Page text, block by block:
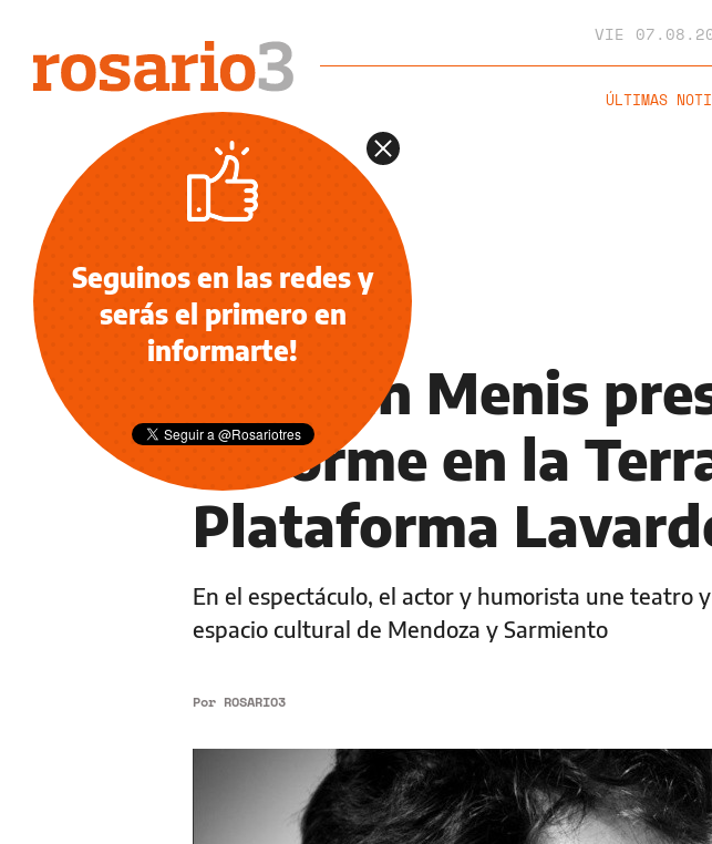
VIE
ÚLTIMAS
TEATRO
Esteban Menis
Deforme en la
Plataforma
En el espectáculo, el actor y humorista une teatro
espacio cultural de Mendoza y Sarmiento
Por ROSARIO3
Seguinos en las redes y
serás el primero en
informarte!